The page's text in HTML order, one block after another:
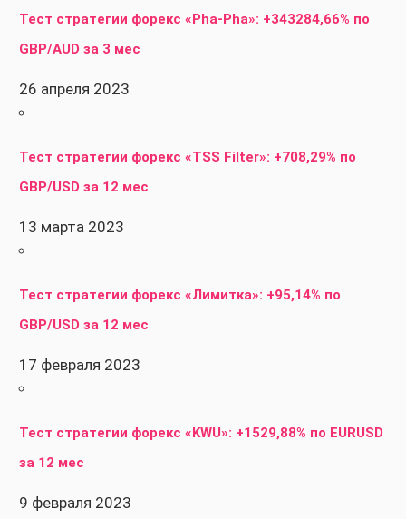
Тест стратегии форекс «Pha-Pha»: +343284,66% по
GBP/AUD за 3 мес
26 апреля 2023
Тест стратегии форекс «TSS Filter»: +708,29% по
GBP/USD за 12 мес
13 марта 2023
Тест стратегии форекс «Лимитка»: +95,14% по
GBP/USD за 12 мес
17 февраля 2023
Тест стратегии форекс «KWU»: +1529,88% по EURUSD
за 12 мес
9 февраля 2023